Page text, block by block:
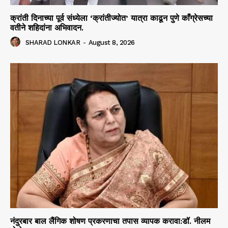
क्रांती दिनाच्या पूर्व संध्येला ‘क्रांतीज्योत’ यात्रा काढून पुणे काँग्रेसच्या
वतीने शहिदांना अभिवादन.
SHARAD LONKAR - August 8, 2026
नंदुरबार बाल लैंगिक शोषण प्रकरणाचा तपास व्यापक करावा:डॉ. नीलम